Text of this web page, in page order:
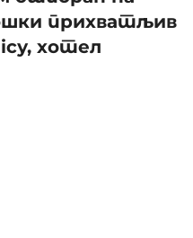
прихватљив
хотел